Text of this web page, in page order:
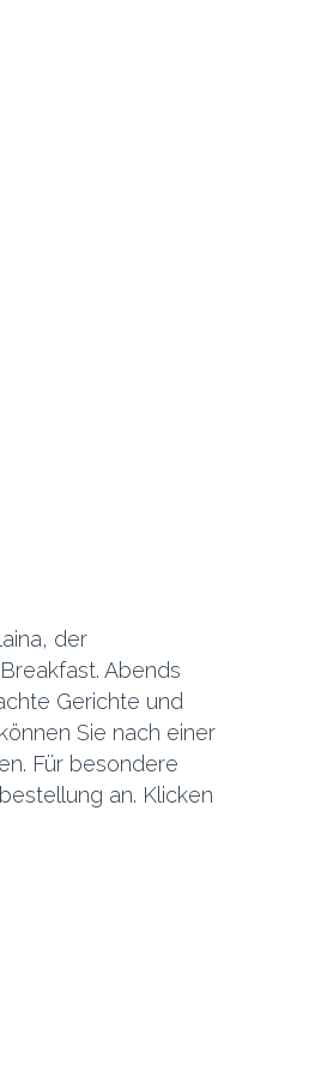
der
Abends
Gerichte und
Sie nach einer
Für besondere
an. Klicken